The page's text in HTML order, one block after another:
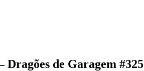
Dragões de Garagem #325